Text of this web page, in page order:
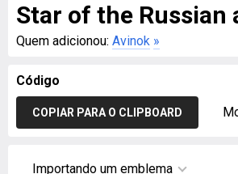
Star of the Russian
Quem adicionou: Avinok »
Código
COPIAR PARA O CLIPBOARD
Importando um emblema